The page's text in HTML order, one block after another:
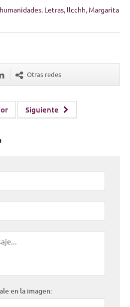
humanidades, Letras, llcchh, Margarita
Otras redes
Siguiente
en la imagen: